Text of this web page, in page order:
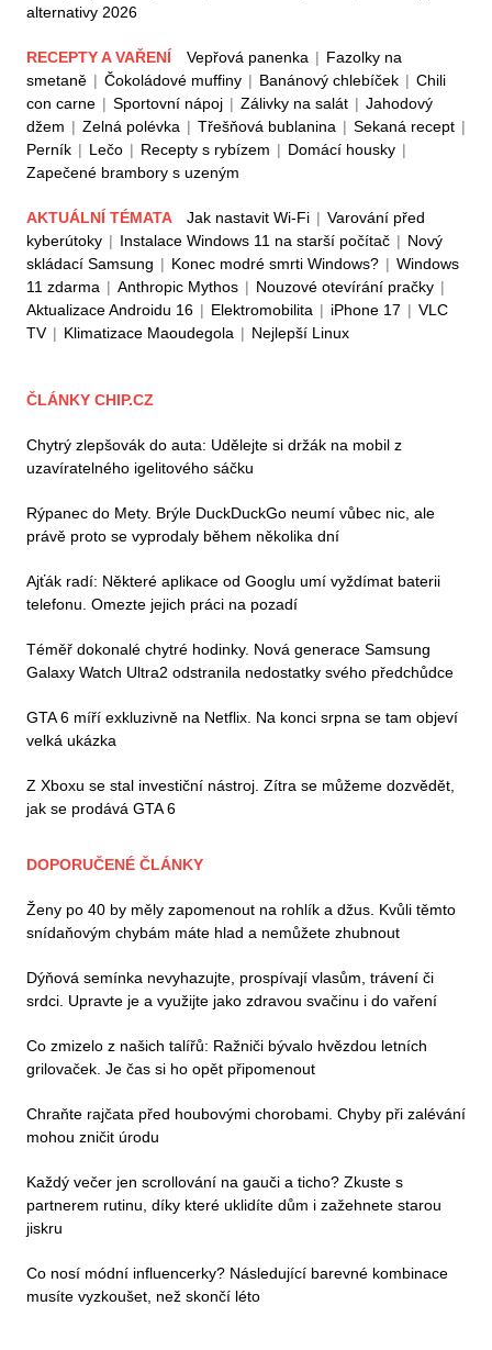
alternativy 2026
RECEPTY A VAŘENÍ Vepřová panenka | Fazolky na
smetaně | Čokoládové muffiny | Banánový chlebíček | Chili
con carne | Sportovní nápoj | Zálivky na salát | Jahodový
džem | Zelná polévka | Třešňová bublanina | Sekaná recept |
Perník | Lečo | Recepty s rybízem | Domácí housky |
Zapečené brambory s uzeným
AKTUÁLNÍ TÉMATA Jak nastavit Wi-Fi | Varování před
kyberútoky | Instalace Windows 11 na starší počítač | Nový
skládací Samsung | Konec modré smrti Windows? | Windows
11 zdarma | Anthropic Mythos | Nouzové otevírání pračky |
Aktualizace Androidu 16 | Elektromobilita | iPhone 17 | VLC
TV | Klimatizace Maoudegola | Nejlepší Linux
ČLÁNKY CHIP.CZ
Chytrý zlepšovák do auta: Udělejte si držák na mobil z
uzavíratelného igelitového sáčku
Rýpanec do Mety. Brýle DuckDuckGo neumí vůbec nic, ale
právě proto se vyprodaly během několika dní
Ajťák radí: Některé aplikace od Googlu umí vyždímat baterii
telefonu. Omezte jejich práci na pozadí
Téměř dokonalé chytré hodinky. Nová generace Samsung
Galaxy Watch Ultra2 odstranila nedostatky svého předchůdce
GTA 6 míří exkluzivně na Netflix. Na konci srpna se tam objeví
velká ukázka
Z Xboxu se stal investiční nástroj. Zítra se můžeme dozvědět,
jak se prodává GTA 6
DOPORUČENÉ ČLÁNKY
Ženy po 40 by měly zapomenout na rohlík a džus. Kvůli těmto
snídaňovým chybám máte hlad a nemůžete zhubnout
Dýňová semínka nevyhazujte, prospívají vlasům, trávení či
srdci. Upravte je a využijte jako zdravou svačinu i do vaření
Co zmizelo z našich talířů: Ražniči bývalo hvězdou letních
grilovaček. Je čas si ho opět připomenout
Chraňte rajčata před houbovými chorobami. Chyby při zalévání
mohou zničit úrodu
Každý večer jen scrollování na gauči a ticho? Zkuste s
partnerem rutinu, díky které uklidíte dům i zažehnete starou
jiskru
Co nosí módní influencerky? Následující barevné kombinace
musíte vyzkoušet, než skončí léto